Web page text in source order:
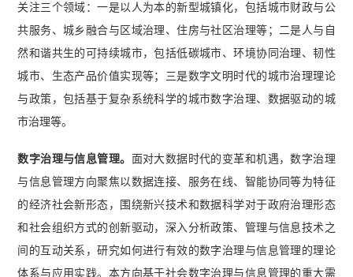
关注三个领域：一是以人为本的新型城镇化，包括城市财政与公
共服务、城乡融合与区域治理、住房与社区治理等；二是人与自
然和谐共生的可持续城市，包括低碳城市、环境协同治理、韧性
城市、生态产品价值实现等；三是数字文明时代的城市治理理论
与政策，包括基于复杂系统科学的城市数字治理、数据驱动的城
市治理等。
数字治理与信息管理。 面对大数据时代的变革和机遇，数字治理
与信息管理方向聚焦以数据连接、服务在线、智能协同等为特征
的经济社会新形态，围绕新兴技术和数据科学对于政府治理形态
和社会组织方式的创新驱动，深入分析政策、管理与信息技术之
间的互动关系，研究如何进行有效的数字治理与信息管理的理论
体系与应用实践。本方向基于社会数字治理与信息管理的重大需